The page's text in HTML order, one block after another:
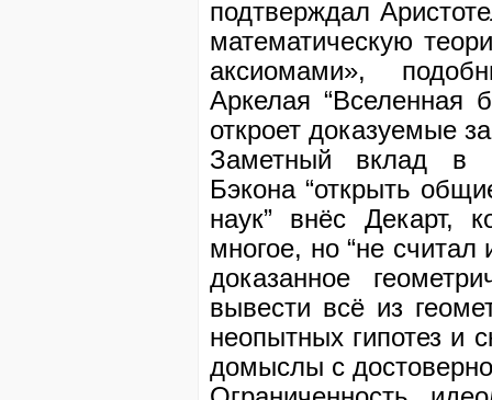
подтверждал
математическую
аксиомами»,
Аркелая “Вселенная
откроет доказуемые
Заметный вклад в
Бэкона “открыть
наук” внёс Декарт,
многое, но “не
доказанное
вывести всё из
неопытных гипотез и
домыслы с